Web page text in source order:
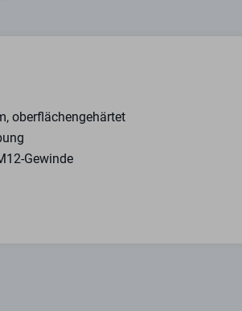
oberflächengehärtet
Gewinde